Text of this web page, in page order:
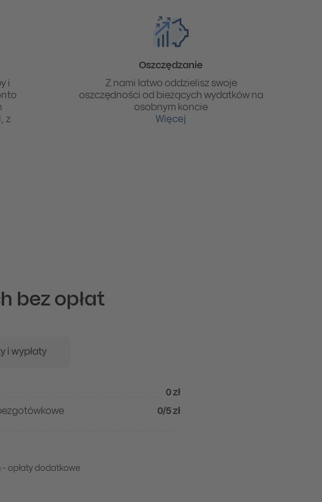
i
z
Oszczędzanie
Z nami łatwo oddzielisz swoje
oszczędności od bieżących wydatków na
osobnym koncie
Więcej
bez opłat
i wypłaty
0 zł
0/5 zł
- opłaty dodatkowe